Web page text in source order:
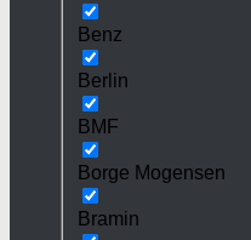
Benz
Berlin
BMF
Borge Mogensen
Bramin